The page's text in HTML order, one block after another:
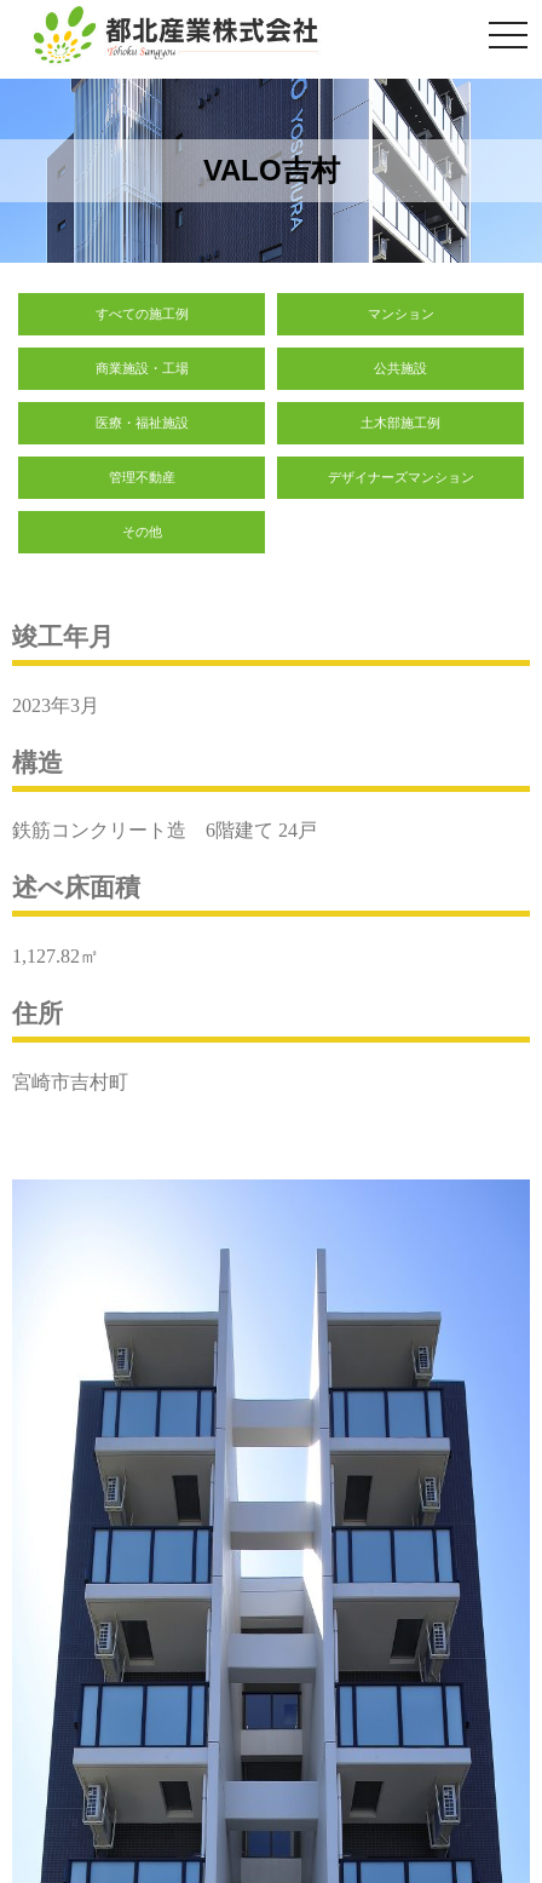
VALO吉村
すべての施工例 マンション
商業施設・工場 公共施設
医療・福祉施設 土木部施工例
管理不動産 デザイナーズマンション
その他
竣工年月
2023年3月
構造
鉄筋コンクリート造 6階建て 24戸
述べ床面積
1,127.82㎡
住所
宮崎市吉村町